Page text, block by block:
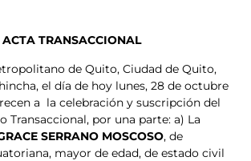
ACTA TRANSACCIONAL
de Quito, Ciudad de Quito,
el día de hoy lunes, 28 de octubre
a la celebración y suscripción del
Transaccional, por una parte: a) La
SERRANO MOSCOSO, de
mayor de edad, de estado civil